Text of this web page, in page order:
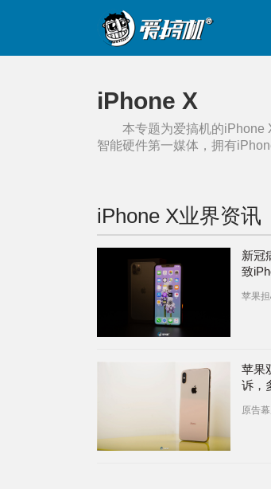
iPhone X
本专题为爱搞机的iPhone
智能硬件第一媒体，拥有
iPhone X业界资讯
新冠
致
苹果
苹果
诉，
原告